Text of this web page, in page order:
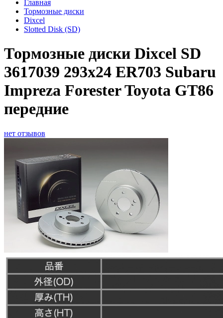
Главная
Тормозные диски
Dixcel
Slotted Disk (SD)
Тормозные диски Dixcel SD
3617039 293x24 ER703 Subaru
Impreza Forester Toyota GT86
передние
нет отзывов